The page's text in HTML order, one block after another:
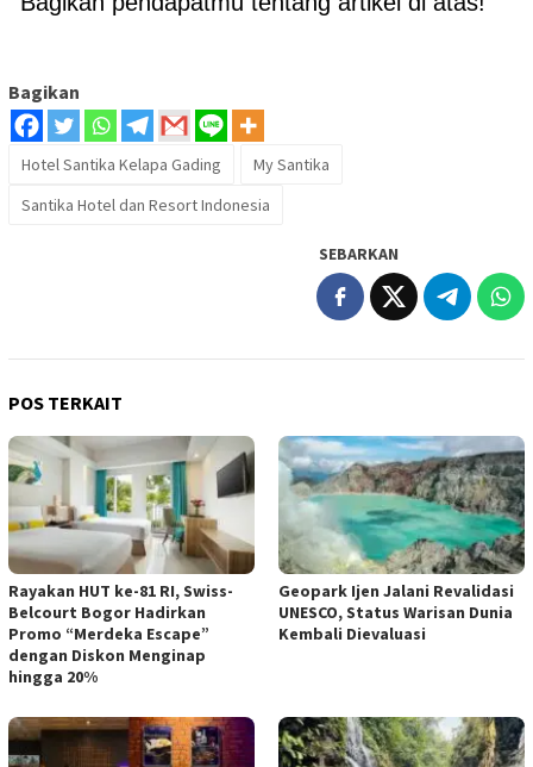
Bagikan
Hotel Santika Kelapa Gading
My Santika
Santika Hotel dan Resort Indonesia
SEBARKAN
POS TERKAIT
Rayakan HUT ke-81 RI, Swiss-
Belcourt Bogor Hadirkan
Promo “Merdeka Escape”
dengan Diskon Menginap
hingga 20%
Geopark Ijen Jalani Revalidasi
UNESCO, Status Warisan Dunia
Kembali Dievaluasi